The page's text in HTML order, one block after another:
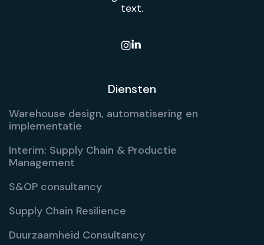

Diensten
Warehouse design, automatisering en
implementatie
Interim: Supply Chain & Productie
Management
S&OP consultancy
Supply Chain Resilience
Duurzaamheid Consultancy